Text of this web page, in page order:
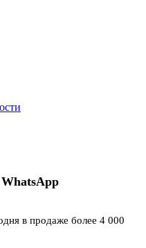
WhatsApp
в продаже более 4 000